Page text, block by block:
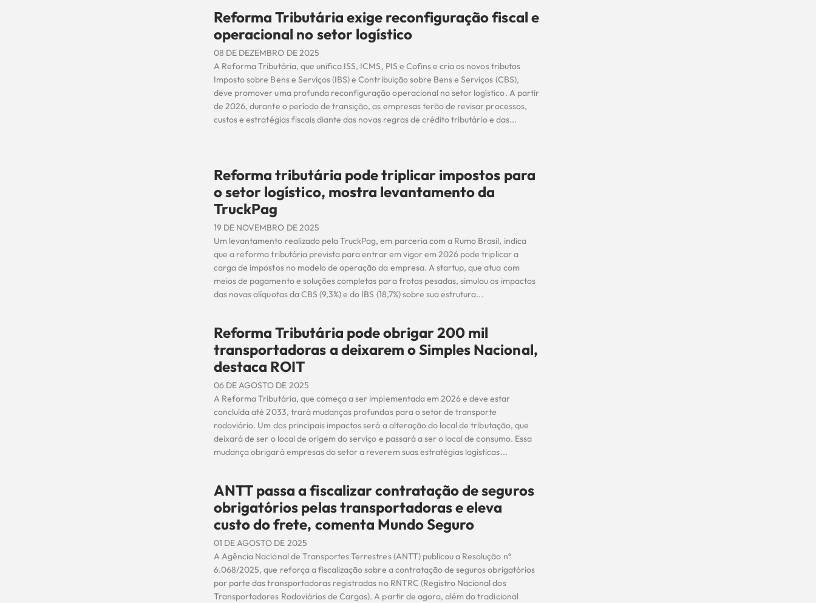
Reforma Tributária exige reconfiguração fiscal e
operacional no setor logístico
08 DE DEZEMBRO DE 2025
A Reforma Tributária, que unifica ISS, ICMS, PIS e Cofins e cria os novos tributos
Imposto sobre Bens e Serviços (IBS) e Contribuição sobre Bens e Serviços (CBS),
deve promover uma profunda reconfiguração operacional no setor logístico. A partir
de 2026, durante o período de transição, as empresas terão de revisar processos,
custos e estratégias fiscais diante das novas regras de crédito tributário e das...
Reforma tributária pode triplicar impostos para
o setor logístico, mostra levantamento da
TruckPag
19 DE NOVEMBRO DE 2025
Um levantamento realizado pela TruckPag, em parceria com a Rumo Brasil, indica
que a reforma tributária prevista para entrar em vigor em 2026 pode triplicar a
carga de impostos no modelo de operação da empresa. A startup, que atua com
meios de pagamento e soluções completas para frotas pesadas, simulou os impactos
das novas alíquotas da CBS (9,3%) e do IBS (18,7%) sobre sua estrutura...
Reforma Tributária pode obrigar 200 mil
transportadoras a deixarem o Simples Nacional,
destaca ROIT
06 DE AGOSTO DE 2025
A Reforma Tributária, que começa a ser implementada em 2026 e deve estar
concluída até 2033, trará mudanças profundas para o setor de transporte
rodoviário. Um dos principais impactos será a alteração do local de tributação, que
deixará de ser o local de origem do serviço e passará a ser o local de consumo. Essa
mudança obrigará empresas do setor a reverem suas estratégias logísticas...
ANTT passa a fiscalizar contratação de seguros
obrigatórios pelas transportadoras e eleva
custo do frete, comenta Mundo Seguro
01 DE AGOSTO DE 2025
A Agência Nacional de Transportes Terrestres (ANTT) publicou a Resolução nº
6.068/2025, que reforça a fiscalização sobre a contratação de seguros obrigatórios
por parte das transportadoras registradas no RNTRC (Registro Nacional dos
Transportadores Rodoviários de Cargas). A partir de agora, além do tradicional